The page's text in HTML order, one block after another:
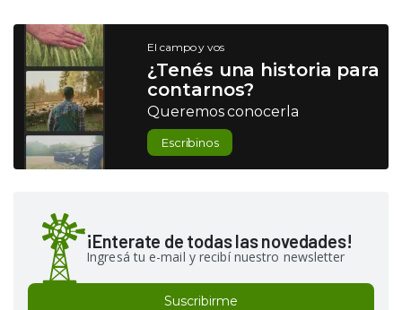
El campo y vos
¿Tenés una historia para
contarnos?
Queremos conocerla
Escribinos
¡Enterate de todas las novedades!
Ingresá tu e-mail y recibí nuestro newsletter
Suscribirme